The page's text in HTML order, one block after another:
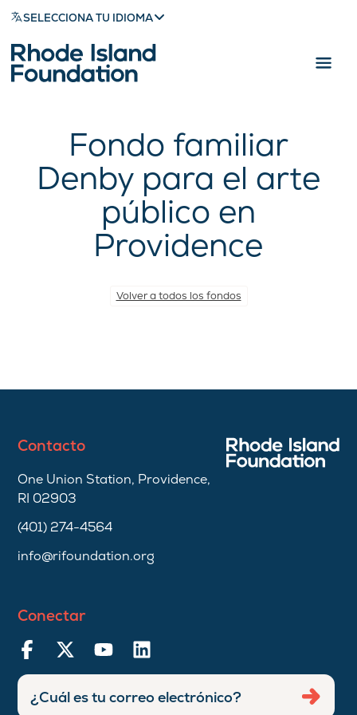
SELECCIONA TU IDIOMA
Fondo familiar
Denby para el arte
público en
Providence
Volver a todos los fondos
Contacto
One Union Station, Providence,
RI 02903
(401) 274-4564
info@rifoundation.org
Conectar
Ingresar
dirección
Enviar